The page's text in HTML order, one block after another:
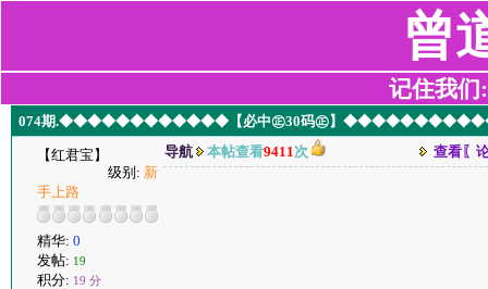
曾
记住我们
074期.◆◆◆◆◆◆◆◆◆◆◆◆【必中㊣30码㊣】
【红君宝】
级别: 新
手上路
精华: 0
发帖: 19
积分: 19 分
导航 本帖查看9411次 查看〖